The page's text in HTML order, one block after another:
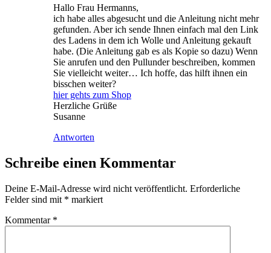
Hallo Frau Hermanns,
ich habe alles abgesucht und die Anleitung nicht mehr
gefunden. Aber ich sende Ihnen einfach mal den Link
des Ladens in dem ich Wolle und Anleitung gekauft
habe. (Die Anleitung gab es als Kopie so dazu) Wenn
Sie anrufen und den Pullunder beschreiben, kommen
Sie vielleicht weiter… Ich hoffe, das hilft ihnen ein
bisschen weiter?
hier gehts zum Shop
Herzliche Grüße
Susanne
Antworten
Schreibe einen Kommentar
Deine E-Mail-Adresse wird nicht veröffentlicht. Erforderliche
Felder sind mit * markiert
Kommentar *